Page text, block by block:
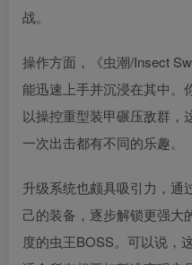
战。
操作方面，《虫潮/Insect
能迅速上手并沉浸在其中。
以操控重型装甲碾压敌群，
一次出击都有不同的乐趣。
升级系统也颇具吸引力，通
己的装备，逐步解锁更强大
度的虫王BOSS。可以说，